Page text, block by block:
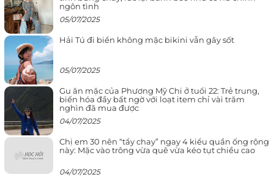
ngôn tình
05/07/2025
Hải Tú đi biển không mặc bikini vẫn gây sốt
05/07/2025
Gu ăn mặc của Phương Mỹ Chi ở tuổi 22: Trẻ trung,
biến hóa đầy bất ngờ với loạt item chỉ vài trăm
nghìn đã mua được
04/07/2025
Chị em 30 nên “tẩy chay” ngay 4 kiểu quần ống rộng
này: Mặc vào trông vừa quê vừa kéo tụt chiều cao
04/07/2025